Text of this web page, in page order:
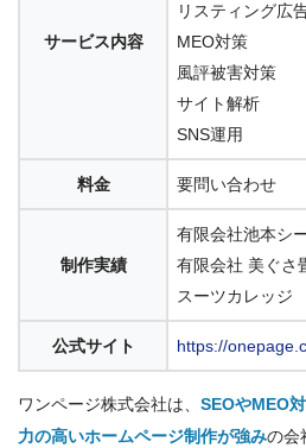
サービス内容
リスティング広
MEO対策
風評被害対策
サイト解析
SNS運用
料金 要問い合わせ
制作実績
有限会社池本シ
有限会社 美ぐさ
スーツカレッジ
公式サイト https://
ワンページ株式会社は、 SEOやMEO
力の高いホームページ制作が強みの会